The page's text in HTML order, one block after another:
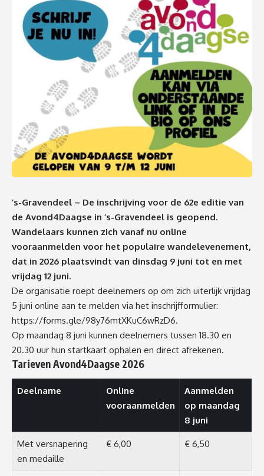
’s-Gravendeel – De inschrijving voor de 62e editie van
de Avond4Daagse in ’s-Gravendeel is geopend.
Wandelaars kunnen zich vanaf nu online
vooraanmelden voor het populaire wandelevenement,
dat in 2026 plaatsvindt van dinsdag 9 juni tot en met
vrijdag 12 juni.
De organisatie roept deelnemers op om zich uiterlijk vrijdag
5 juni online aan te melden via het inschrijfformulier:
https://forms.gle/98y76mtXKuC6wRzD6.
Op maandag 8 juni kunnen deelnemers tussen 18.30 en
20.30 uur hun startkaart ophalen en direct afrekenen.
Tarieven Avond4Daagse 2026
Deelname
Online
vooraanmelden
Aanmelden
op maandag
8 juni
Met versnapering
en medaille
€ 6,00 € 6,50